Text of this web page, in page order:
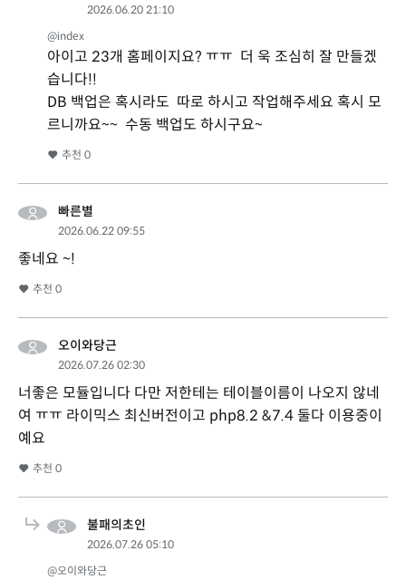
2026.06.20 21:10
@index
아이고 23개 홈페이지요? ㅠㅠ 더 욱 조심히 잘 만들겠
습니다!!
DB 백업은 혹시라도 따로 하시고 작업해주세요 혹시 모
르니까요~~ 수동 백업도 하시구요~
추천 0
빠른별
2026.06.22 09:55
좋네요 ~!
추천 0
오이와당근
2026.07.26 02:30
너좋은 모듈입니다 다만 저한테는 테이블이름이 나오지 않네
여 ㅠㅠ 라이믹스 최신버전이고 php8.2 &7.4 둘다 이용중이
예요
추천 0
불패의초인
2026.07.26 05:10
@오이와당근